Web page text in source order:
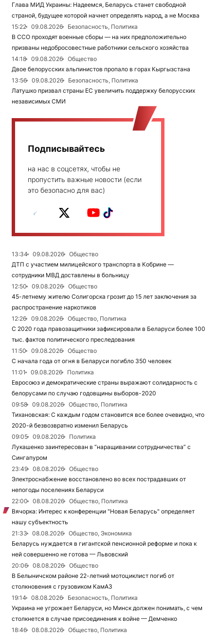
Глава МИД Украины: Надеемся, Беларусь станет свободной
страной, будущее которой начнет определять народ, а не Москва
15:22
09.08.2026
Безопасность, Политика
В ССО проходят военные сборы — на них предположительно
призваны недобросовестные работники сельского хозяйства
14:18
09.08.2026
Общество
Двое белорусских альпинистов пропало в горах Кыргызстана
13:56
09.08.2026
Безопасность, Политика
Латушко призвал страны ЕС увеличить поддержку белорусских
независимых СМИ
Подписывайтесь
на нас в соцсетях, чтобы не
пропустить важные новости (если
это безопасно для вас)
13:34 09.08.2026
Общество
ДТП с участием милицейского транспорта в Кобрине —
сотрудники МВД доставлены в больницу
12:50
09.08.2026
Общество
45-летнему жителю Солигорска грозит до 15 лет заключения за
распространение наркотиков
12:26
09.08.2026
Общество, Политика
С 2020 года правозащитники зафиксировали в Беларуси более 100
тыс. фактов политического преследования
11:50
09.08.2026
Общество
С начала года от огня в Беларуси погибло 350 человек
11:01
09.08.2026
Политика
Евросоюз и демократические страны выражают солидарность с
белорусами по случаю годовщины выборов-2020
09:58
09.08.2026
Общество, Политика
Тихановская: С каждым годом становится все более очевидно, что
2020-й безвозвратно изменил Беларусь
09:05
09.08.2026
Политика
Лукашенко заинтересован в “наращивании сотрудничества” с
Сингапуром
23:49
08.08.2026
Общество
Электроснабжение восстановлено во всех пострадавших от
непогоды поселениях Беларуси
22:00
08.08.2026
Общество, Политика
Вячорка: Интерес к конференции "Новая Беларусь" определяет
нашу субъектность
21:33
08.08.2026
Общество, Экономика
Беларусь нуждается в гигантской пенсионной реформе и пока к
ней совершенно не готова — Львовский
20:06
08.08.2026
Общество
В Белыничском районе 22-летний мотоциклист погиб от
столкновения с грузовиком КамАЗ
19:14
08.08.2026
Безопасность, Политика
Украина не угрожает Беларуси, но Минск должен понимать, с чем
столкнется в случае присоединения к войне — Демченко
18:46
08.08.2026
Общество, Политика